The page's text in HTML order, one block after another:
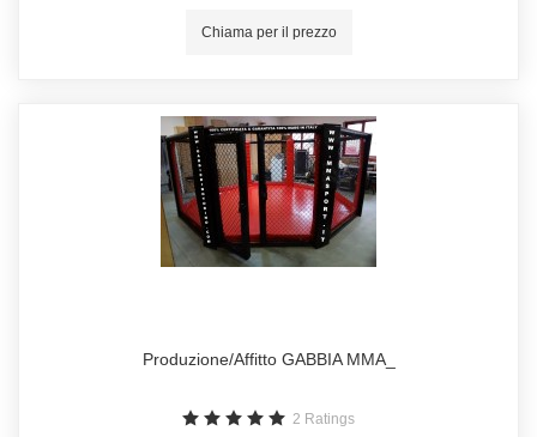
Chiama per il prezzo
Produzione/Affitto GABBIA MMA_
2 Ratings